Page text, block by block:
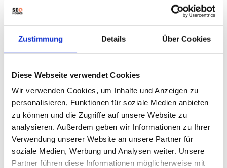
Zustimmung Details Über Cookies
Diese Webseite verwendet Cookies
Wir verwenden Cookies, um Inhalte und Anzeigen zu
personalisieren, Funktionen für soziale Medien anbieten
zu können und die Zugriffe auf unsere Website zu
analysieren. Außerdem geben wir Informationen zu Ihrer
Verwendung unserer Website an unsere Partner für
soziale Medien, Werbung und Analysen weiter. Unsere
Partner führen diese Informationen möglicherweise mit
selbst nicht ausführen könntest. KI sollte ein Werkzeug zur
Beschleunigung sein, nicht ein Ersatz für Know-how.
Weiterbildung:Investiere in die Weiterbildung deiner
Mitarbeiter, um sicherzustellen, dass sie KI-Tools effektiv
nutzen und die Ergebnisse kritisch bewerten können.
Qualität vor Quantität:Konzentriere dich auf die Qualität
Eine 70%ige Erfolgsrate bei einfachen Aufgaben ist nicht
Sicherheitsaspekte:Achte besonders auf die Sicherheit bei
der Verwendung von KI für die Code-Generierung, da KI-
Menschen geschriebener Code.
Strategische Neuausrichtung:Überdenke deine
Personalstrategie und konzentriere dich auf die Einstellung
und Entwicklung von erfahrenen Fachkräften, die KI-Tools
effektiv steuern können.